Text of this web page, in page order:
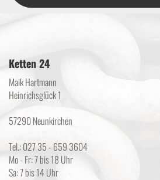
Ketten 24
Maik Hartmann
Heinrichsglück 1
57290 Neunkirchen
Tel.: 027 35 - 659 3604
Mo - Fr: 7 bis 18 Uhr
Sa: 7 bis 14 Uhr